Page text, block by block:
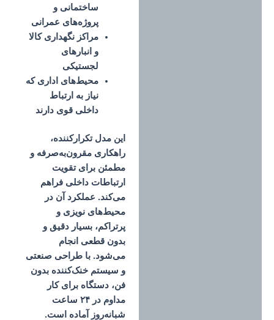
ساختمانی و
پروژه‌های عمرانی
مراکز نگهداری کالا
و انبارهای
لجستیکی
محیط‌های اداری که
نیاز به ارتباط
داخلی قوی دارند
این مدل تکرارکننده،
راهکاری مقرون‌به‌صرفه و
مطمئن برای تقویت
ارتباطات داخلی فراهم
می‌کند. عملکرد آن در
محیط‌های نویزی و
پرتراکم، بسیار دقیق و
بدون قطعی انجام
می‌شود. با طراحی صنعتی
و سیستم خنک‌کننده بدون
فن، دستگاه برای کار
مداوم در ۲۴ ساعت
شبانه‌روز آماده است.